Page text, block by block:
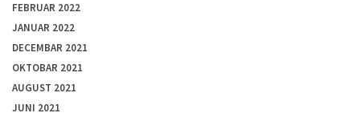
FEBRUAR 2022
JANUAR 2022
DECEMBAR 2021
OKTOBAR 2021
AUGUST 2021
JUNI 2021